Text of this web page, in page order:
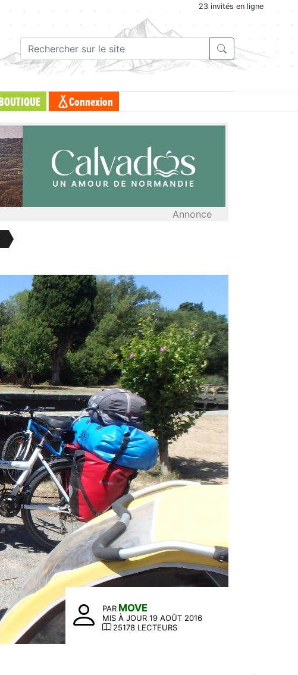
23 invités en ligne
BOUTIQUE Connexion
Annonce
PAR MOVE
MIS À JOUR 19 AOÛT 2016
25178 LECTEURS